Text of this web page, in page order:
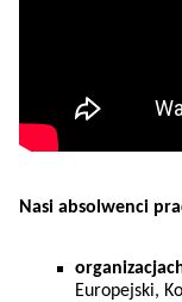
Nasi absolwenci
Europejski,